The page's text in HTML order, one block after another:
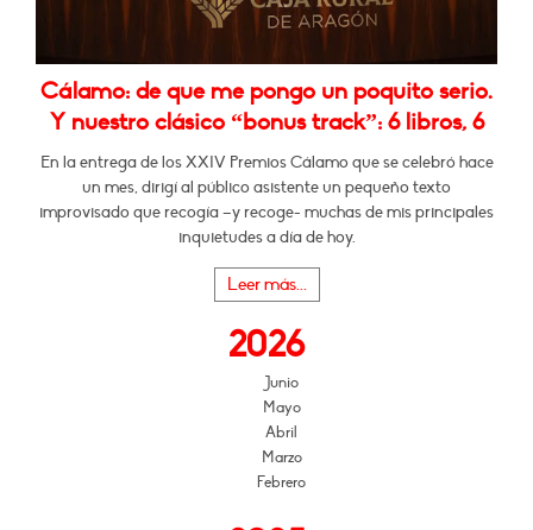
Cálamo: de que me pongo un poquito serio.
Y nuestro clásico “bonus track”: 6 libros, 6
En la entrega de los XXIV Premios Cálamo que se celebró hace
un mes, dirigí al público asistente un pequeño texto
improvisado que recogía –y recoge- muchas de mis principales
inquietudes a día de hoy.
Leer más...
2026
Junio
Mayo
Abril
Marzo
Febrero